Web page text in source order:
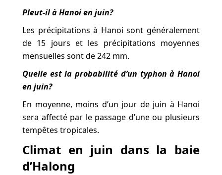
Pleut-il à Hanoi en juin?
Les précipitations à Hanoi sont généralement
de 15 jours et les précipitations moyennes
mensuelles sont de 242 mm.
Quelle est la probabilité d’un typhon à Hanoi
en juin?
En moyenne, moins d’un jour de juin à Hanoi
sera affecté par le passage d’une ou plusieurs
tempêtes tropicales.
Climat en juin dans la baie
d’Halong